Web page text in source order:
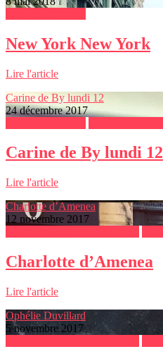
New York New York
Lire l'article
Carine de By lundi 12
24 décembre 2017
Carine de By lundi 12
Lire l'article
Charlotte d’Amenea
12 novembre 2017
Charlotte d’Amenea
Lire l'article
Ophélie Duvillard
5 novembre 2017